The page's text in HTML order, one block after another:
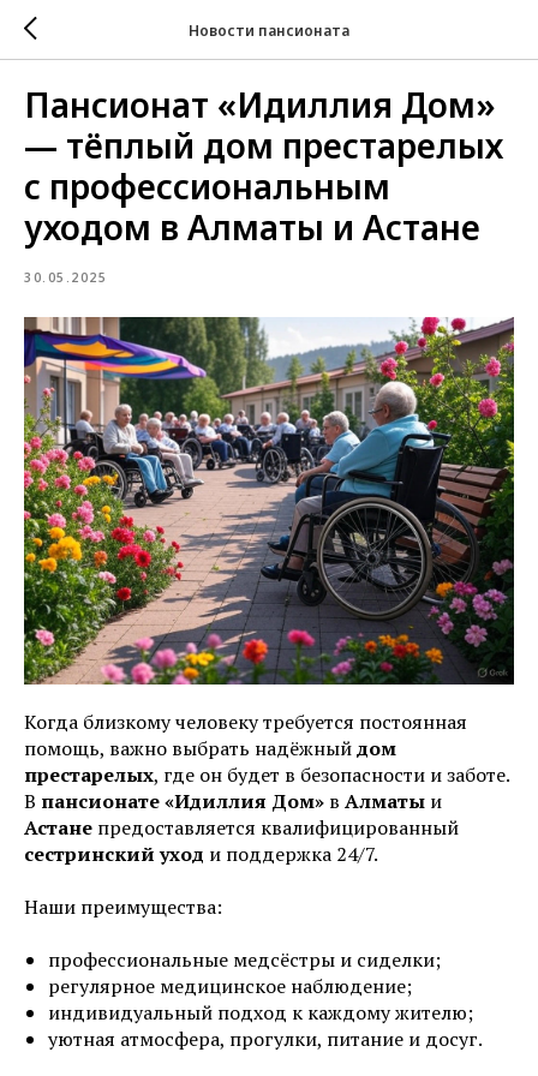
Новости пансионата
Пансионат «Идиллия Дом»
— тёплый дом престарелых
с профессиональным
уходом в Алматы и Астане
30.05.2025
Когда близкому человеку требуется постоянная
помощь, важно выбрать надёжныйдом
престарелых, где он будет в безопасности и заботе.
В пансионате «Идиллия Дом» в Алматы и
Астане предоставляется квалифицированный
сестринский уход и поддержка 24/7.
Наши преимущества:
профессиональные медсёстры и сиделки;
регулярное медицинское наблюдение;
индивидуальный подход к каждому жителю;
уютная атмосфера, прогулки, питание и досуг.